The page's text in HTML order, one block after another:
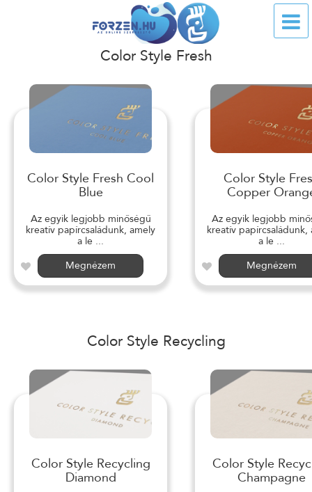
Color Style Fresh
Color Style Fresh Cool
Blue
Az egyik legjobb minőségű
kreatív papírcsaládunk, amely
a le ...
Megnézem
Color Style
Copper
Az egyik legjobb
kreatív papírcsaládunk,
a le ...
Megnézem
Color Style Recycling
Color Style Recycling
Diamond
Color Style
Champagne